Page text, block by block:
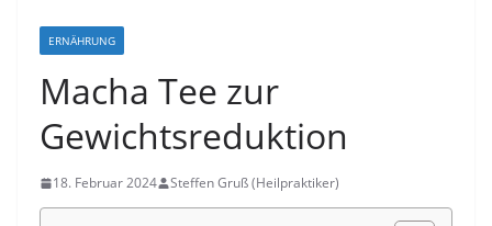
ERNÄHRUNG
Macha Tee zur
Gewichtsreduktion
18. Februar 2024 Steffen Gruß (Heilpraktiker)